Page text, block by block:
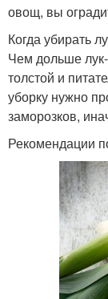
овощ, вы
Когда убирать
Чем дольше
толстой и
уборку нужно
заморозков,
Рекомендации